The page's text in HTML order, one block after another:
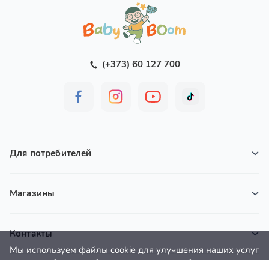
(+373) 60 127 700
Для потребителей
Магазины
Контакты
Мы используем файлы cookie для улучшения наших услуг